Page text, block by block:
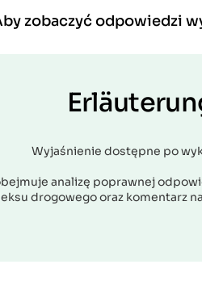
zobaczyć odpowiedzi
Wyjaśnienie dostępne po
analizę poprawnej
drogowego oraz komentarz